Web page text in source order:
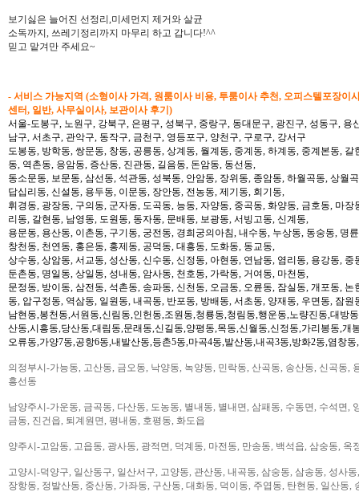
보기싫은 늘어진 선정리,미세먼지 제거와 살균
소독까지, 쓰레기정리까지 마무리 하고 갑니다!^^
믿고 맡겨만 주세요~
- 서비스 가능지역 (소형이사 가격, 원룸이사 비용, 투룸이사 추천, 오피스텔포장이
센터, 일반, 사무실이사, 보관이사 후기)
서울-도봉구, 노원구, 강북구, 은평구, 성북구, 중랑구, 동대문구, 광진구, 성동구,
남구, 서초구, 관악구, 동작구, 금천구, 영등포구, 양천구, 구로구, 강서구
도봉동, 방학동, 쌍문동, 창동, 공릉동, 상계동, 월계동, 중계동, 하계동, 중계본동,
동, 역촌동, 응암동, 증산동, 진관동, 길음동, 돈암동, 동선동,
동소문동, 보문동, 삼선동, 석관동, 성북동, 안암동, 장위동, 종암동, 하월곡동, 상월
답십리동, 신설동, 용두동, 이문동, 장안동, 전농동, 제기동, 회기동,
휘경동, 광장동, 구의동, 군자동, 도곡동, 능동, 자양동, 중곡동, 화양동, 금호동, 마
리동, 갈현동, 남영동, 도원동, 동자동, 문배동, 보광동, 서빙고동, 신계동,
용문동, 용산동, 이촌동, 구기동, 궁전동, 경희궁의아침, 내수동, 누상동, 동숭동, 명
창천동, 천연동, 홍은동, 홍제동, 공덕동, 대흥동, 도화동, 동교동,
상수동, 상암동, 서교동, 성산동, 신수동, 신정동, 아현동, 연남동, 염리동, 용강동,
둔촌동, 명일동, 상일동, 성내동, 암사동, 천호동, 가락동, 거여동, 마천동,
문정동, 방이동, 삼전동, 석촌동, 송파동, 신천동, 오금동, 오륜동, 잠실동, 개포동,
동, 압구정동, 역삼동, 일원동, 내곡동, 반포동, 방배동, 서초동, 양재동, 우면동, 잠원
남현동,봉천동,서원동,신림동,인헌동,조원동,청룡동,청림동,행운동,노량진동,대방
산동,시흥동,당산동,대림동,문래동,신길동,양평동,목동,신월동,신정동,가리봉동,개
오류동,가양7동,공항6동,내발산동,등촌5동,마곡4동,발산동,내곡3동,방화2동,염창동
의정부시-가능동, 고산동, 금오동, 낙양동, 녹양동, 민락동, 산곡동, 송산동, 신곡동,
흥선동
남양주시-가운동, 금곡동, 다산동, 도농동, 별내동, 별내면, 삼패동, 수동면, 수석면,
금동, 진건읍, 퇴계원면, 평내동, 호평동, 화도읍
양주시-고암동, 고읍동, 광사동, 광적면, 덕계동, 마전동, 만송동, 백석읍, 삼숭동, 옥
고양시-덕양구, 일산동구, 일산서구, 고양동, 관산동, 내곡동, 삼숭동, 삼송동, 성사
장항동, 정발산동, 중산동, 가좌동, 구산동, 대화동, 덕이동, 주엽동, 탄현동, 일산동,